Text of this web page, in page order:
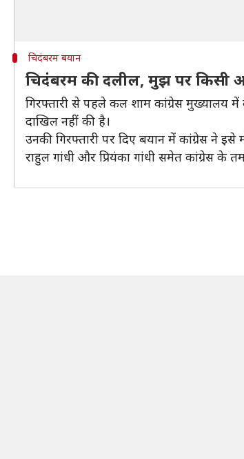
चिदंबरम बयान
चिदंबरम की दलील, मुझ पर किसी
गिरफ्तारी से पहले कल शाम कांग्रेस मुख्यालय
दाखिल नहीं की है।
उनकी गिरफ्तारी पर दिए बयान में कांग्रेस ने इसे
राहुल गांधी और प्रियंका गांधी समेत कांग्रेस